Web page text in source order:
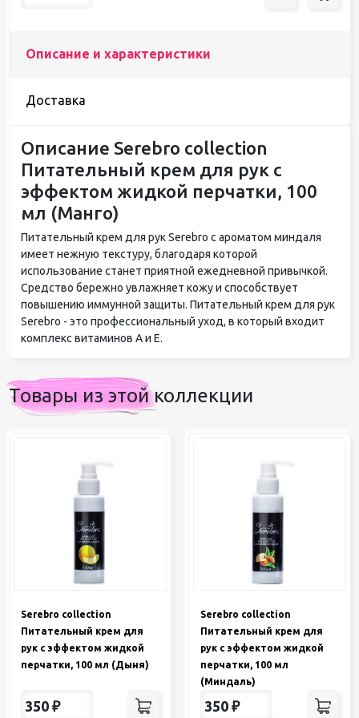
Описание и характеристики
Доставка
Описание Serebro collection
Питательный крем для рук с
эффектом жидкой перчатки, 100
мл (Манго)
Питательный крем для рук Serebro с ароматом миндаля
имеет нежную текстуру, благодаря которой
использование станет приятной ежедневной привычкой.
Средство бережно увлажняет кожу и способствует
повышению иммунной защиты. Питательный крем для рук
Serebro - это профессиональный уход, в который входит
комплекс витаминов A и E.
Товары из этой коллекции
Serebro collection
Питательный крем для
рук с эффектом жидкой
перчатки, 100 мл (Дыня)
350 ₽
Serebro collection
Питательный крем для
рук с эффектом жидкой
перчатки, 100 мл
(Миндаль)
350 ₽